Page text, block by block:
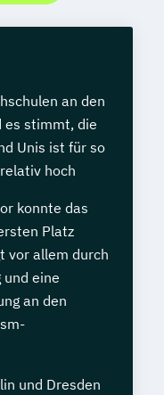
an den
es stimmt, die
Unis ist für so
hoch
konnte das
Platz
vor allem durch
eine
an den
und Dresden